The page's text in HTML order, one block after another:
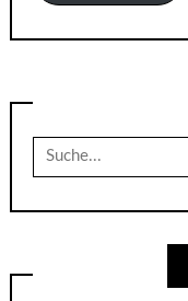
Suche
nach: